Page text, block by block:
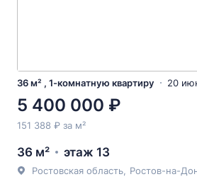
36 м² , 1-комнатную квартиру 20
5 400 000 ₽
151 388 ₽ за м²
36 м² этаж 13
Ростовская область Ростов-на-